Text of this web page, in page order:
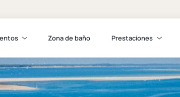
Zona de baño Prestaciones